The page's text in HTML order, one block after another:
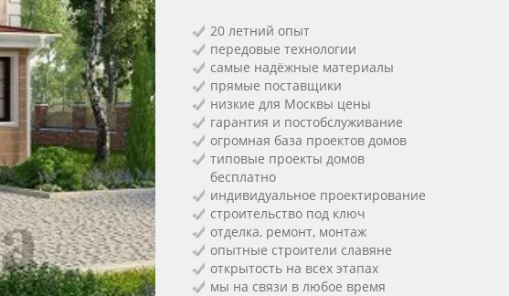
20 летний опыт
передовые технологии
самые надёжные материалы
прямые поставщики
низкие для Москвы цены
гарантия и постобслуживание
огромная база проектов домов
типовые проекты домов
бесплатно
индивидуальное проектирование
строительство под ключ
отделка, ремонт, монтаж
опытные строители славяне
открытость на всех этапах
мы на связи в любое время